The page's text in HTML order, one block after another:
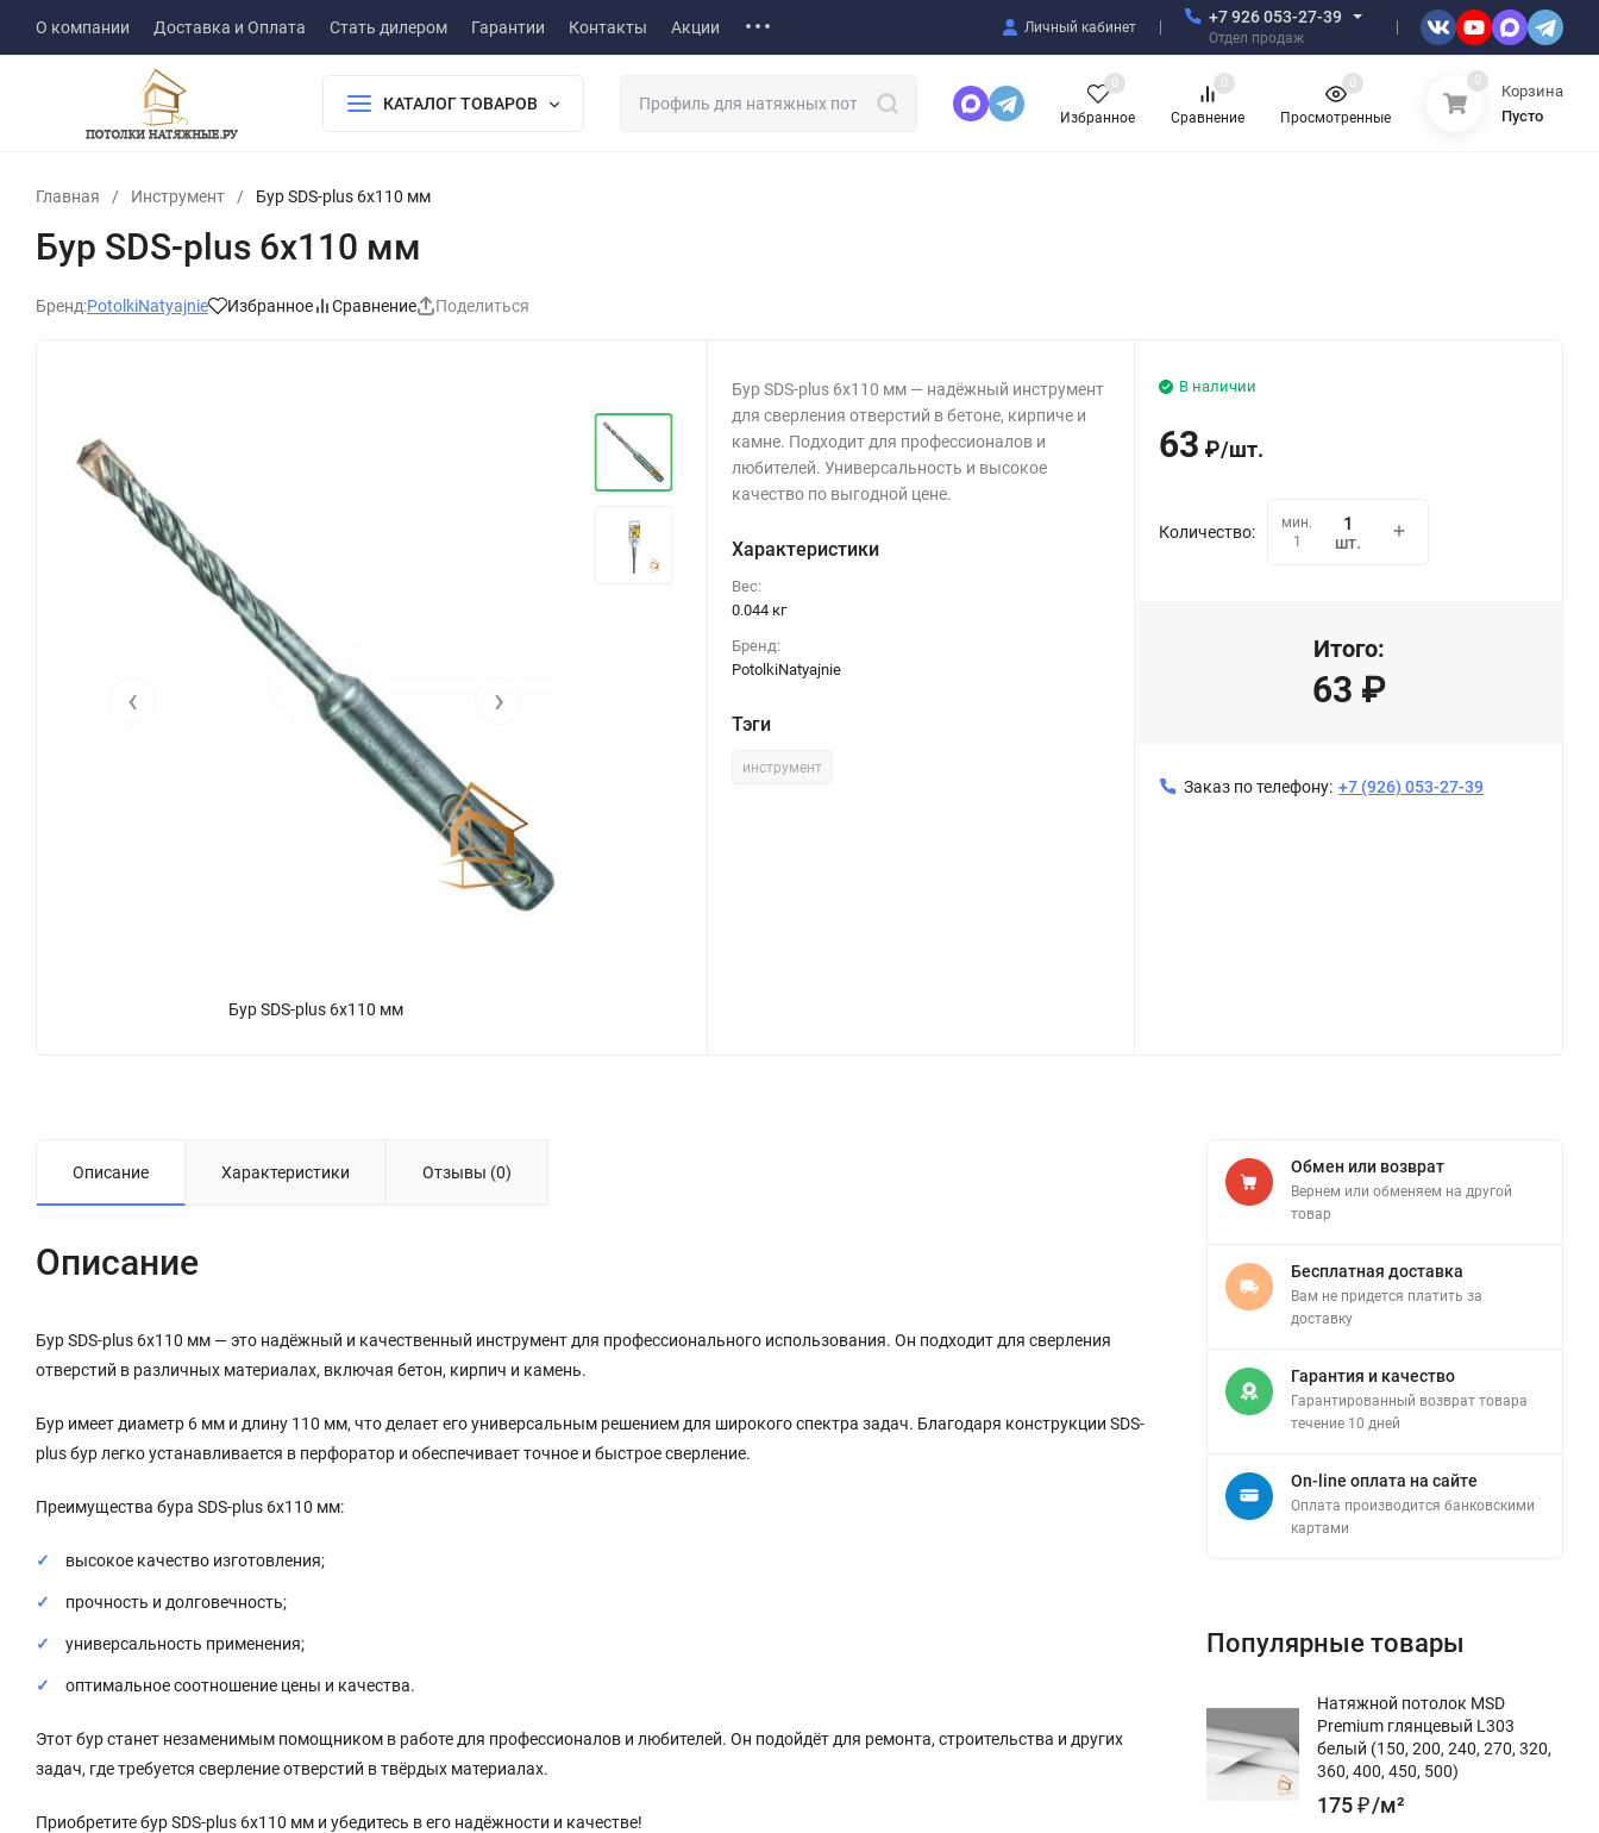
О компании Доставка и Оплата Стать дилером Гарантии Контакты Акции Личный кабинет
+7 926 053-27-39
Отдел продаж
КАТАЛОГ ТОВАРОВ
Избранное
0
Сравнение
0
Просмотренные
0 0
Корзина
Пусто
Главная / Инструмент / Бур SDS-plus 6x110 мм
Бур SDS-plus 6x110 мм
Бренд:PotolkiNatyajnie Избранное Сравнение Поделиться
Бур SDS-plus 6x110 мм
‹ ›
Бур SDS-plus 6x110 мм — надёжный инструмент
для сверления отверстий в бетоне, кирпиче и
камне. Подходит для профессионалов и
любителей. Универсальность и высокое
качество по выгодной цене.
Характеристики
Вес:
0.044 кг
Бренд:
PotolkiNatyajnie
Тэги
инструмент
В наличии
63 ₽/шт.
Количество:
мин.
1
шт.
Итого:
63 ₽
Заказ по телефону: +7 (926) 053-27-39
Описание Характеристики Отзывы (0)
Описание
Бур SDS-plus 6x110 мм — это надёжный и качественный инструмент для профессионального использования. Он подходит для сверления
отверстий в различных материалах, включая бетон, кирпич и камень.
Бур имеет диаметр 6 мм и длину 110 мм, что делает его универсальным решением для широкого спектра задач. Благодаря конструкции SDS-
plus бур легко устанавливается в перфоратор и обеспечивает точное и быстрое сверление.
Преимущества бура SDS-plus 6x110 мм:
высокое качество изготовления;
прочность и долговечность;
универсальность применения;
оптимальное соотношение цены и качества.
Этот бур станет незаменимым помощником в работе для профессионалов и любителей. Он подойдёт для ремонта, строительства и других
задач, где требуется сверление отверстий в твёрдых материалах.
Приобретите бур SDS-plus 6x110 мм и убедитесь в его надёжности и качестве!
Обмен или возврат
Вернем или обменяем на другой
товар
Бесплатная доставка
Вам не придется платить за
доставку
Гарантия и качество
Гарантированный возврат товара
течение 10 дней
On-line оплата на сайте
Оплата производится банковскими
картами
Популярные товары
Натяжной потолок MSD
Premium глянцевый L303
белый (150, 200, 240, 270, 320,
360, 400, 450, 500)
175₽/м²